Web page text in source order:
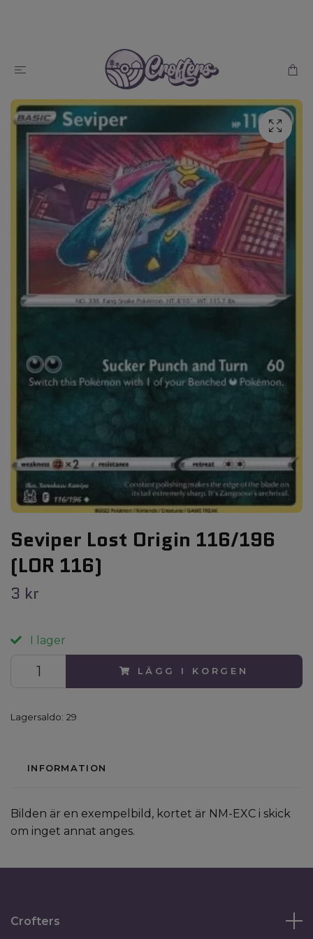
Seviper Lost Origin 116/196
(LOR 116)
3 kr
I lager
LÄGG I KORGEN
Lagersaldo: 29
INFORMATION
Bilden är en exempelbild, kortet är NM-EXC i skick
om inget annat anges.
Crofters